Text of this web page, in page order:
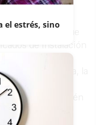
la
de los
de que
de instalación
Hontoria, la
calles y solares
también
cercanas a
el estrés, sino